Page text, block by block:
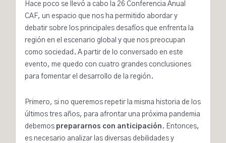
Hace poco se llevó a cabo la 26 Conferencia Anual
CAF, un espacio que nos ha permitido abordar y
debatir sobre los principales desafíos que enfrenta la
región en el escenario global y que nos preocupan
como sociedad. A partir de lo conversado en este
evento, me quedo con cuatro grandes conclusiones
para fomentar el desarrollo de la región.
Primero, si no queremos repetir la misma historia de los
últimos tres años, para afrontar una próxima pandemia
debemos prepararnos con anticipación . Entonces,
es necesario analizar las diversas debilidades y